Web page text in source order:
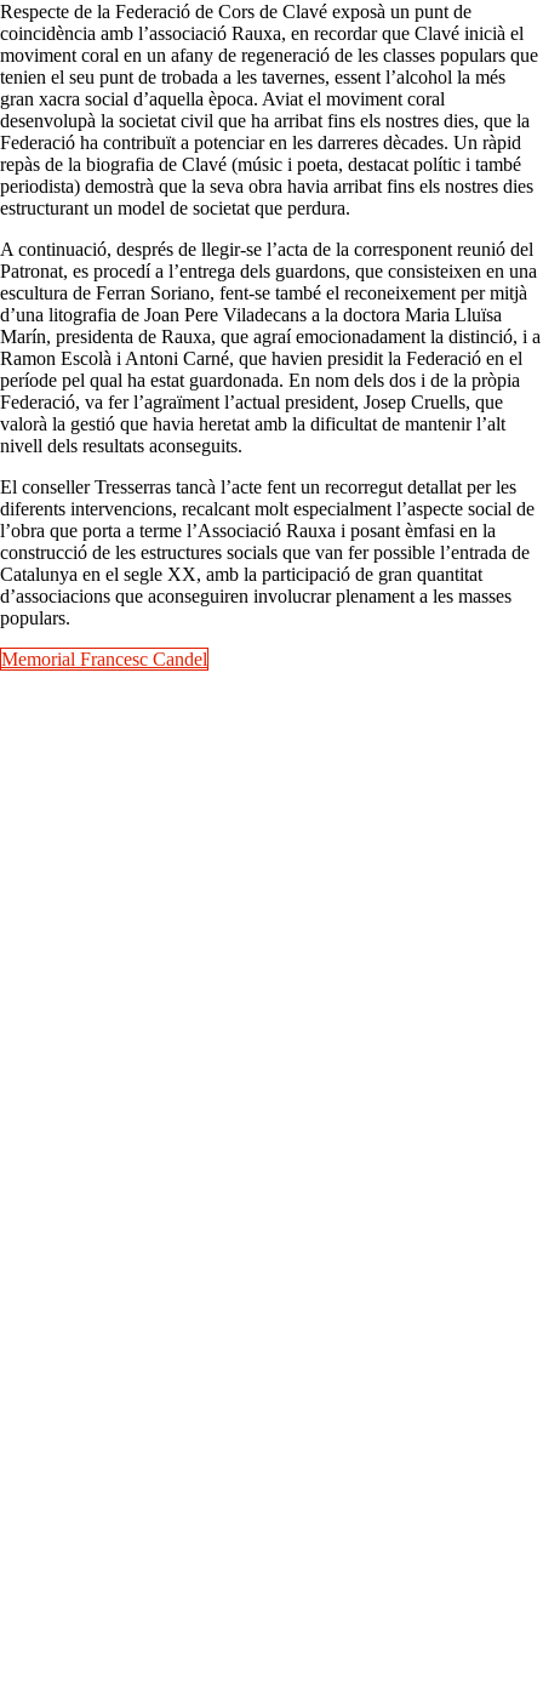
Respecte de la Federació de Cors de Clavé exposà un punt de
coincidència amb l’associació Rauxa, en recordar que Clavé inicià el
moviment coral en un afany de regeneració de les classes populars que
tenien el seu punt de trobada a les tavernes, essent l’alcohol la més
gran xacra social d’aquella època. Aviat el moviment coral
desenvolupà la societat civil que ha arribat fins els nostres dies, que la
Federació ha contribuït a potenciar en les darreres dècades. Un ràpid
repàs de la biografia de Clavé (músic i poeta, destacat polític i també
periodista) demostrà que la seva obra havia arribat fins els nostres dies
estructurant un model de societat que perdura.
A continuació, després de llegir-se l’acta de la corresponent reunió del
Patronat, es procedí a l’entrega dels guardons, que consisteixen en una
escultura de Ferran Soriano, fent-se també el reconeixement per mitjà
d’una litografia de Joan Pere Viladecans a la doctora Maria Lluïsa
Marín, presidenta de Rauxa, que agraí emocionadament la distinció, i a
Ramon Escolà i Antoni Carné, que havien presidit la Federació en el
període pel qual ha estat guardonada. En nom dels dos i de la pròpia
Federació, va fer l’agraïment l’actual president, Josep Cruells, que
valorà la gestió que havia heretat amb la dificultat de mantenir l’alt
nivell dels resultats aconseguits.
El conseller Tresserras tancà l’acte fent un recorregut detallat per les
diferents intervencions, recalcant molt especialment l’aspecte social de
l’obra que porta a terme l’Associació Rauxa i posant èmfasi en la
construcció de les estructures socials que van fer possible l’entrada de
Catalunya en el segle XX, amb la participació de gran quantitat
d’associacions que aconseguiren involucrar plenament a les masses
populars.
Memorial Francesc Candel